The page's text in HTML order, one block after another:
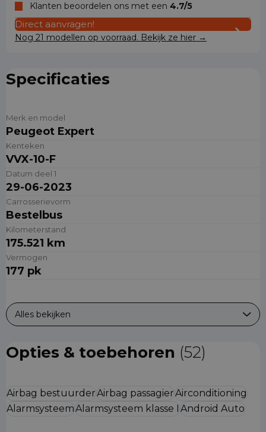
Klanten beoordelen ons met een 4.7/5
Direct aanvragen!
Nog 21 modellen op voorraad. Bekijk ze hier →
Specificaties
Merk en model
Peugeot Expert
Kenteken
VVX-10-F
Datum deel 1
29-06-2023
Carrosserievorm
Bestelbus
Kilometerstand
175.521 km
Vermogen
177 pk
Alles bekijken
Opties & toebehoren (52)
Airbag bestuurderAirbag passagierAirconditioning
AlarmsysteemAlarmsysteem klasse I Android Auto